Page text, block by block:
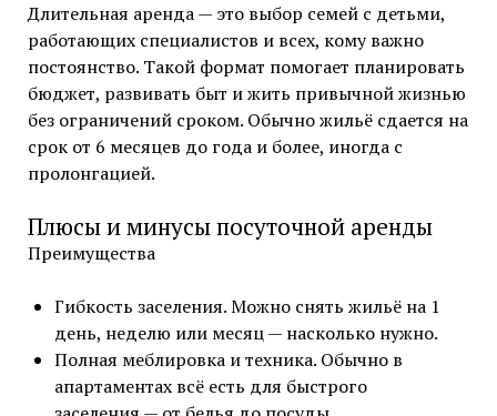
Длительная аренда — это выбор семей с детьми,
работающих специалистов и всех, кому важно
постоянство. Такой формат помогает планировать
бюджет, развивать быт и жить привычной жизнью
без ограничений сроком. Обычно жильё сдается на
срок от 6 месяцев до года и более, иногда с
пролонгацией.
Плюсы и минусы посуточной аренды
Преимущества
Гибкость заселения. Можно снять жильё на 1
день, неделю или месяц — насколько нужно.
Полная меблировка и техника. Обычно в
апартаментах всё есть для быстрого